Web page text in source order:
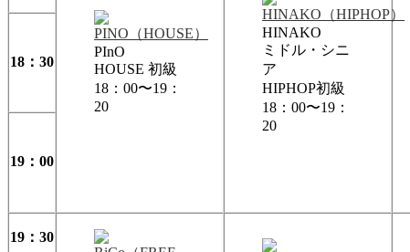
PInO
HOUSE 初級
18：00〜19：
20
HINAKO
ミドル・シニ
ア
HIPHOP初級
18：00〜19：
20
18：30
19：00
19：30